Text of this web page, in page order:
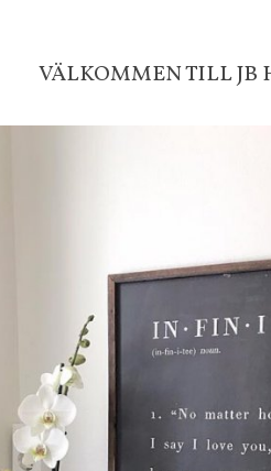
Frakt
fraktfritt.
10 %
med
mellan
välja
Nöjda
-
DU KANSKE OCKSÅ ÄR
VÄLKOMMEN TILL JB